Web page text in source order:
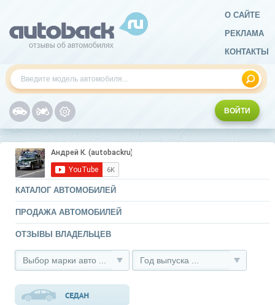
О САЙТЕ
РЕКЛАМА
КОНТАКТЫ
ВОЙТИ
КАТАЛОГ АВТОМОБИЛЕЙ
ПРОДАЖА АВТОМОБИЛЕЙ
ОТЗЫВЫ ВЛАДЕЛЬЦЕВ
Выбор марки авто ... Год выпуска ...